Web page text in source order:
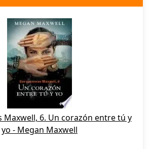
Maxwell, 6. Un corazón entre tú y
yo - Megan Maxwell